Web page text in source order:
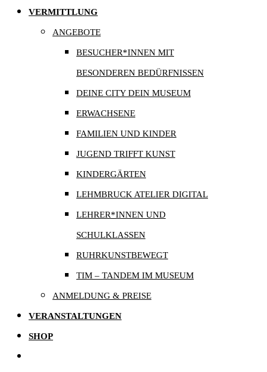
VERMITTLUNG
ANGEBOTE
BESUCHER*INNEN MIT
BESONDEREN BEDÜRFNISSEN
DEINE CITY DEIN MUSEUM
ERWACHSENE
FAMILIEN UND KINDER
JUGEND TRIFFT KUNST
KINDERGÄRTEN
LEHMBRUCK ATELIER DIGITAL
LEHRER*INNEN UND
SCHULKLASSEN
RUHRKUNSTBEWEGT
TIM – TANDEM IM MUSEUM
ANMELDUNG & PREISE
VERANSTALTUNGEN
SHOP